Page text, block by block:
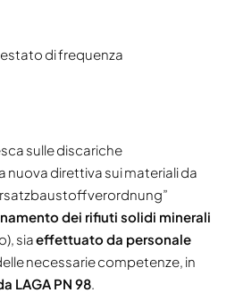
di frequenza
sulle discariche
nuova direttiva sui materiali da
dei rifiuti solidi minerali
siaeffettuato da personale
necessarie competenze, in
LAGA PN 98.